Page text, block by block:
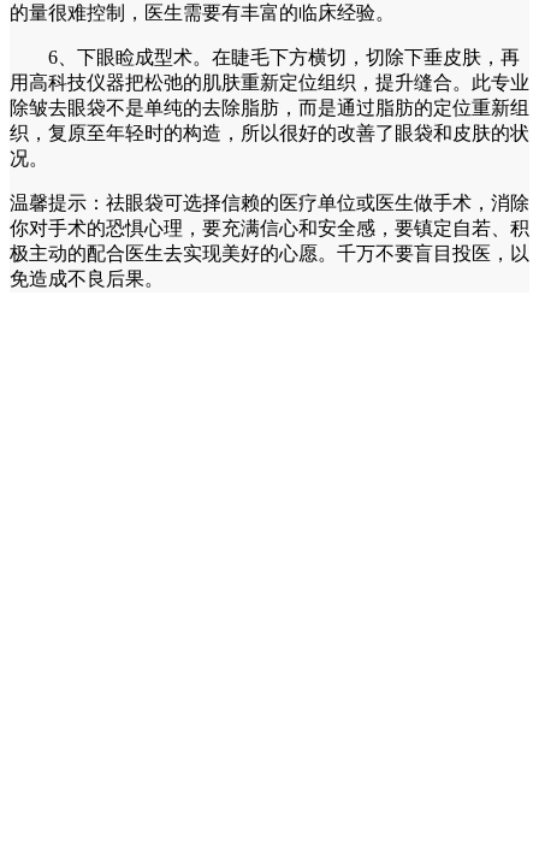
的量很难控制，医生需要有丰富的临床经验。
6、下眼睑成型术。在睫毛下方横切，切除下垂皮肤，再
用高科技仪器把松弛的肌肤重新定位组织，提升缝合。此专业
除皱去眼袋不是单纯的去除脂肪，而是通过脂肪的定位重新组
织，复原至年轻时的构造，所以很好的改善了眼袋和皮肤的状
况。
温馨提示：祛眼袋可选择信赖的医疗单位或医生做手术，消除
你对手术的恐惧心理，要充满信心和安全感，要镇定自若、积
极主动的配合医生去实现美好的心愿。千万不要盲目投医，以
免造成不良后果。